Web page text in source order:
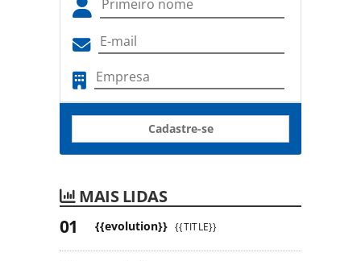
Cadastre-se
MAIS LIDAS
{{evolution}} {{TITLE}}